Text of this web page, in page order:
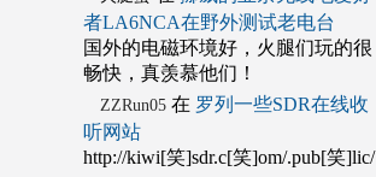
者LA6NCA在野外测试老电台
国外的电磁环境好，火腿们玩的很
畅快，真羡慕他们！
ZZRun05在 罗列一些SDR在线收
听网站
http://kiwi[笑]sdr.c[笑]om/.pub[笑]lic/